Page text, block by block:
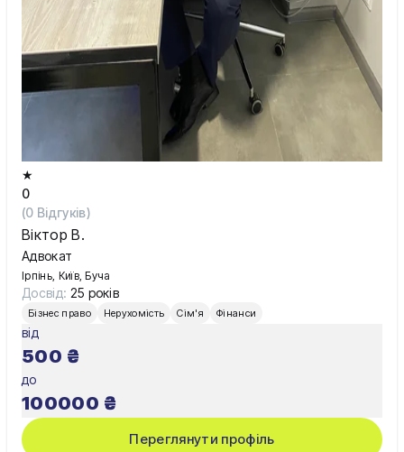
★
0
(0 Відгуків)
Віктор В.
Адвокат
Ірпінь, Київ, Буча
Досвід: 25 років
Бізнес право Нерухомість Сім'я Фінанси
від
500 ₴
до
100000 ₴
Переглянути профіль